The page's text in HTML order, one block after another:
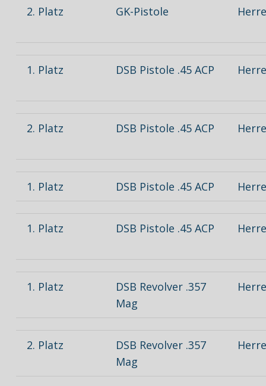
2. Platz GK-Pistole
1. Platz DSB Pistole .45 ACP
2. Platz DSB Pistole .45 ACP
1. Platz DSB Pistole .45 ACP
1. Platz DSB Pistole .45 ACP
1. Platz
DSB Revolver .357
Mag
2. Platz
DSB Revolver .357
Mag